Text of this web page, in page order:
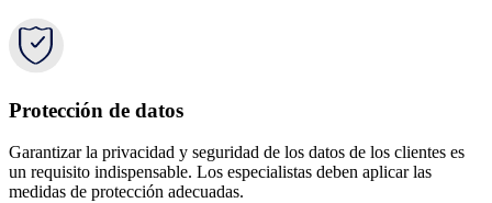
Protección de datos
Garantizar la privacidad y seguridad de los datos de los clientes es
un requisito indispensable. Los especialistas deben aplicar las
medidas de protección adecuadas.